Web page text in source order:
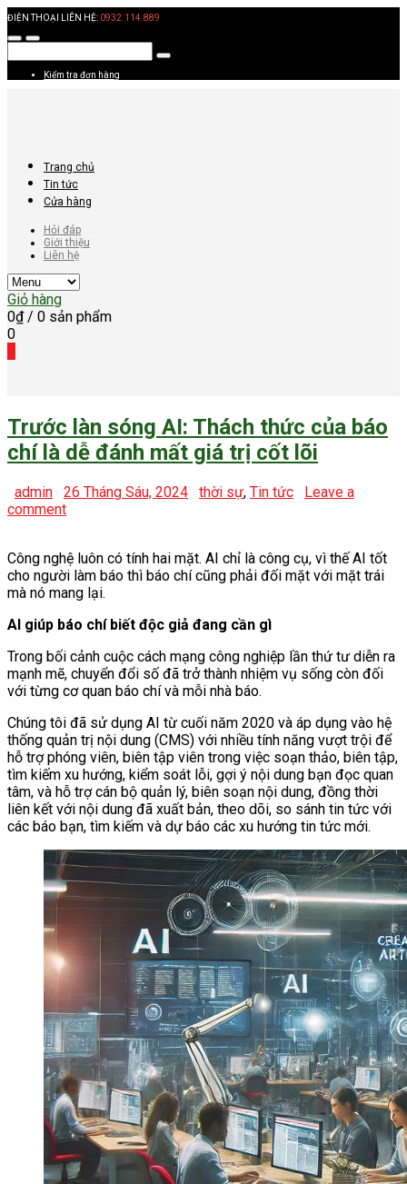
ĐIỆN THOẠI LIÊN HỆ: 0932.114.889
Kiểm tra đơn hàng
Trang chủ
Tin tức
Cửa hàng
Hỏi đáp
Giới thiệu
Liên hệ
Giỏ hàng
0₫ / 0 sản phẩm
0
Trước làn sóng AI: Thách thức của báo
chí là dễ đánh mất giá trị cốt lõi
admin 26 Tháng Sáu, 2024 thời sự, Tin tức
Leave a
comment
Công nghệ luôn có tính hai mặt. AI chỉ là công cụ, vì thế AI tốt
cho người làm báo thì báo chí cũng phải đối mặt với mặt trái
mà nó mang lại.
AI giúp báo chí biết độc giả đang cần gì
Trong bối cảnh cuộc cách mạng công nghiệp lần thứ tư diễn ra
mạnh mẽ, chuyển đổi số đã trở thành nhiệm vụ sống còn đối
với từng cơ quan báo chí và mỗi nhà báo.
Chúng tôi đã sử dụng AI từ cuối năm 2020 và áp dụng vào hệ
thống quản trị nội dung (CMS) với nhiều tính năng vượt trội để
hỗ trợ phóng viên, biên tập viên trong việc soạn thảo, biên tập,
tìm kiếm xu hướng, kiểm soát lỗi, gợi ý nội dung bạn đọc quan
tâm, và hỗ trợ cán bộ quản lý, biên soạn nội dung, đồng thời
liên kết với nội dung đã xuất bản, theo dõi, so sánh tin tức với
các báo bạn, tìm kiếm và dự báo các xu hướng tin tức mới.